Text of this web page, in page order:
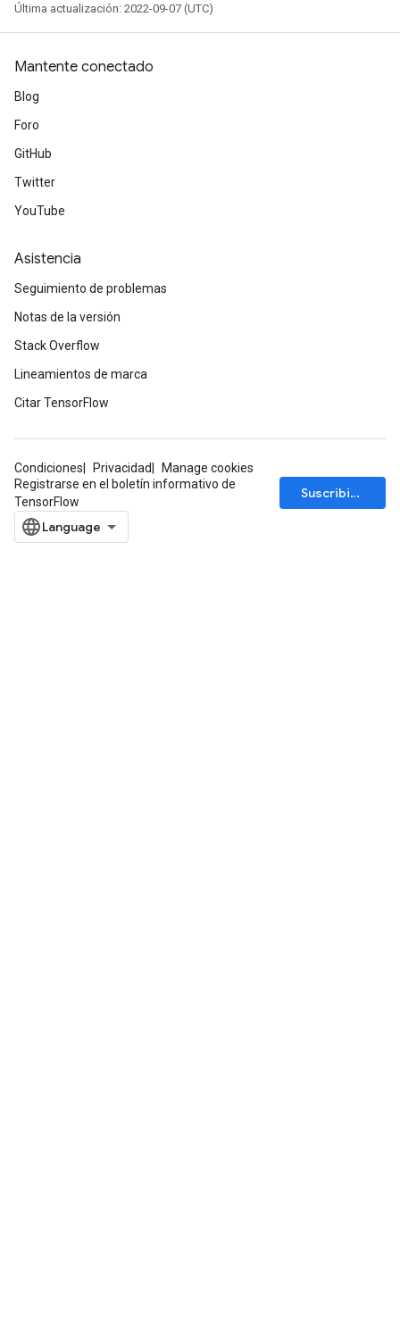
Última actualización: 2022-09-07 (UTC)
Mantente conectado
Blog
Foro
GitHub
Twitter
YouTube
Asistencia
Seguimiento de problemas
Notas de la versión
Stack Overflow
Lineamientos de marca
Citar TensorFlow
Condiciones Privacidad
Manage cookies
Registrarse en el boletín informativo de
TensorFlow
Suscribirse